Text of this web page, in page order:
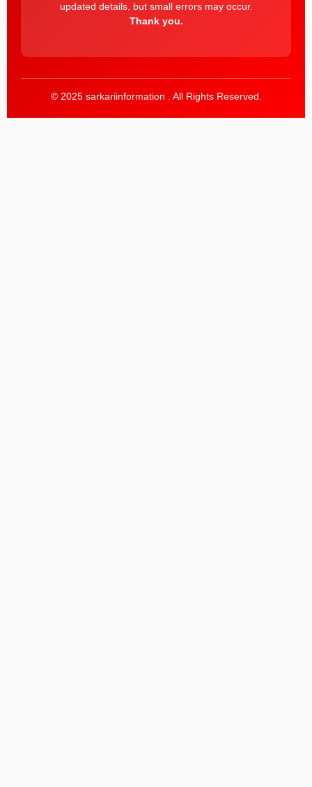
updated details, but small errors may occur.
Thank you.
© 2025 sarkariinformation . All Rights Reserved.